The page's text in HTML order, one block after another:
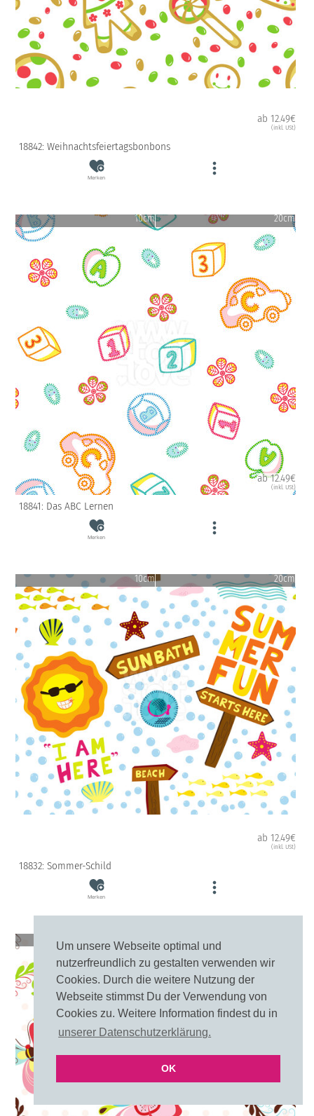
Um unsere Webseite optimal und
nutzerfreundlich zu gestalten verwenden wir
Cookies. Durch die weitere Nutzung der
Webseite stimmst Du der Verwendung von
Cookies zu. Weitere Information findest du in
unserer Datenschutzerklärung.
OK
ab 12.49€
(inkl. USt)
18842: Weihnachtsfeiertagsbonbons
Merken
10cm 20cm
ab 12.49€
(inkl. USt)
18841: Das ABC Lernen
Merken
10cm 20cm
ab 12.49€
(inkl. USt)
18832: Sommer-Schild
Merken